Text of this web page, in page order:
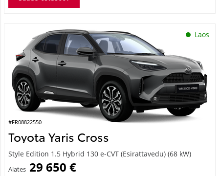
Laos
#FR08822550
Toyota Yaris Cross
Style Edition 1.5 Hybrid 130 e-CVT (Esirattavedu) (68 kW)
Alates 29 650 €